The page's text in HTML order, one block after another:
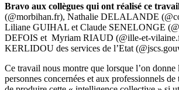
Bravo aux collègues qui ont réalisé ce
(@morbihan.fr), Nathalie DELALANDE
Liliane GUIHAL et Claude SENELONGE
DEFOIS et Myriam RIAUD (@ille-et-
KERLIDOU des services de l’Etat
Ce travail nous montre que lorsque l’on donne
personnes concernées et aux professionnels